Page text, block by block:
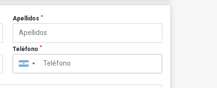
Apellidos *
Teléfono *
▼